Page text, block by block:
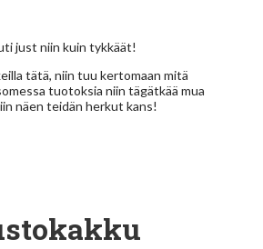
just niin kuin tykkäät!
tätä, niin tuu kertomaan mitä
tuotoksia niin tägätkää mua
näen teidän herkut kans!